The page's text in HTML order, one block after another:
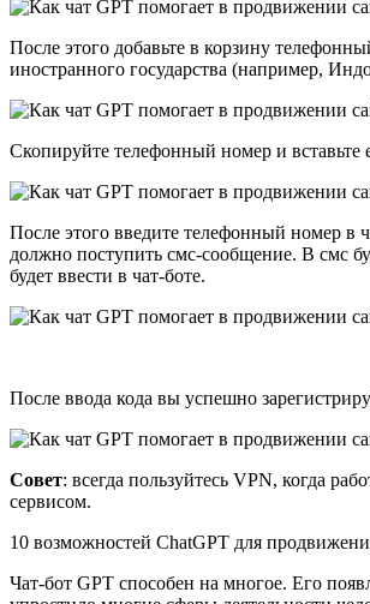
После этого добавьте в корзину
иностранного государства (например,
Скопируйте телефонный номер и вставьте
После этого введите телефонный номер в
должно поступить смс-сообщение. В смс
будет ввести в чат-боте.
После ввода кода вы успешно
Совет: всегда пользуйтесь VPN, когда
сервисом.
10 возможностей ChatGPT для
Чат-бот GPT способен на многое. Его